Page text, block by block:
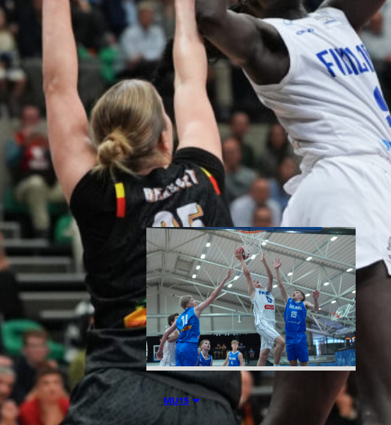
Susiladies nappasi
harvinaislaatuisen voiton
Liettuasta Tukholmassa
pelatussa maaottelussa.
Susiladies voitti vakuuttavasti
Liettuan 81-70 (48-36) Elina
Aarnisalon 22 pisteen
johdattamana. Suomi pelaa
Tukholmassa vielä toisen
ottelun, kun huomenna vastaan
tulee Ruotsi.
MU15 06.08.2026 21:44